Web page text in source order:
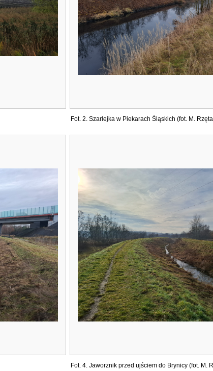
Fot. 2. Szarlejka w Piekarach Śląskich (fot. M.
Fot. 4. Jaworznik przed ujściem do Brynicy (fot. M.